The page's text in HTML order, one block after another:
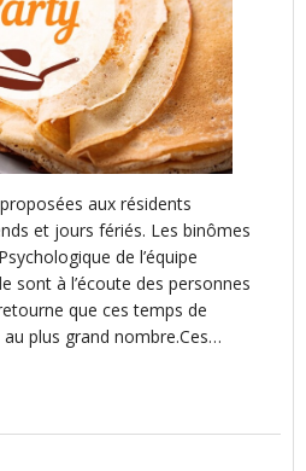
aux résidents
et jours fériés. Les binômes
de l’équipe
sont à l’écoute des personnes
que ces temps de
plus grand nombre.Ces…